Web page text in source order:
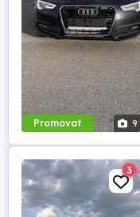
Promovat 9
3